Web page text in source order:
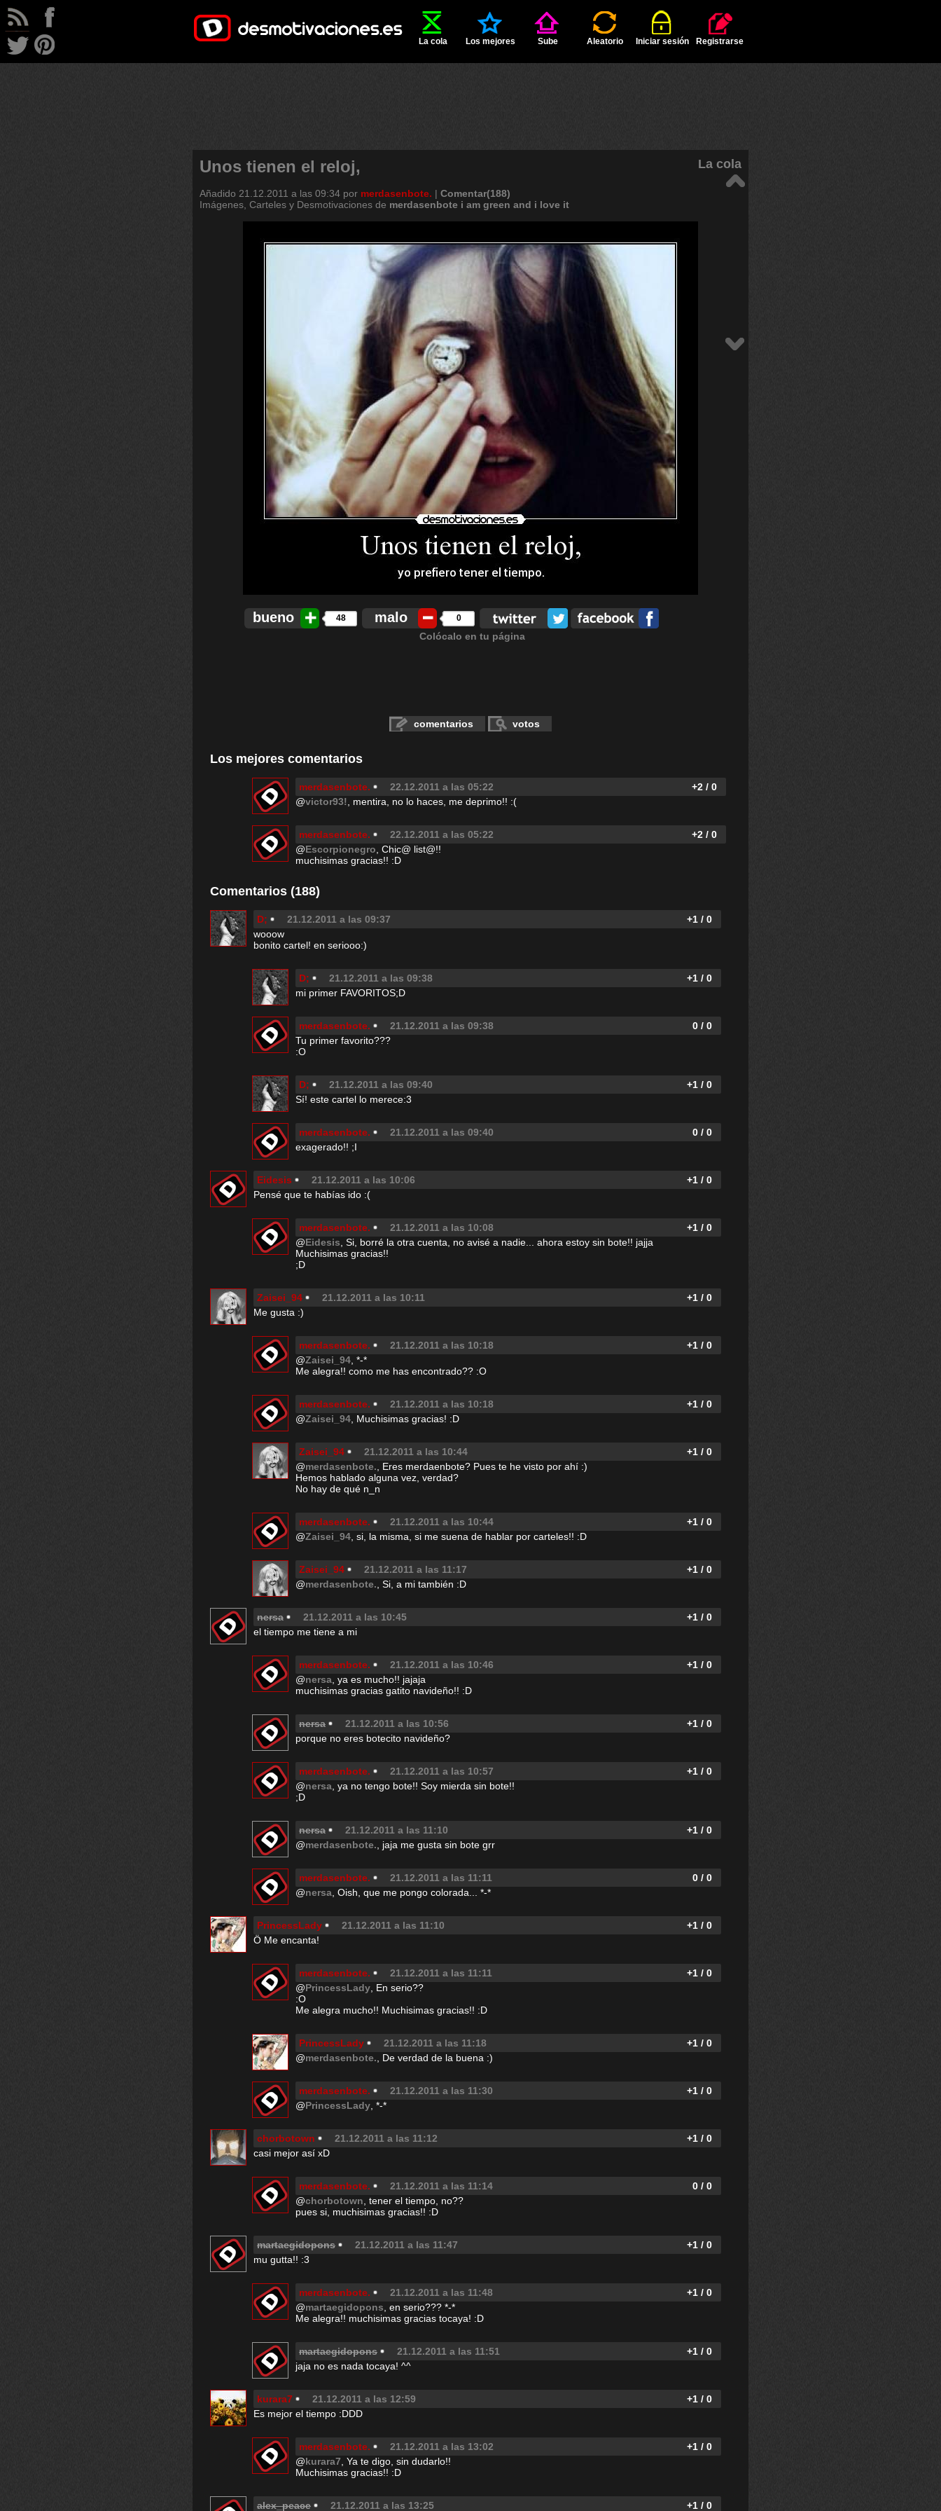
La cola Los mejores Sube Aleatorio Iniciar sesión Registrarse
Unos tienen el reloj, La cola
Añadido 21.12.2011 a las 09:34 por merdasenbote. | Comentar(188)
Imágenes, Carteles y Desmotivaciones de merdasenbote i am green and i love it
bueno 48 malo 0
Colócalo en tu página
comentarios votos
Los mejores comentarios
merdasenbote. 22.12.2011 a las 05:22
+2 / 0
@victor93! , mentira, no lo haces, me deprimo!! :(
merdasenbote. 22.12.2011 a las 05:22
+2 / 0
@Escorpionegro , Chic@ list@!!
muchisimas gracias!! :D
Comentarios (188)
D; 21.12.2011 a las 09:37
+1 / 0
wooow
bonito cartel! en seriooo:)
D; 21.12.2011 a las 09:38
+1 / 0
mi primer FAVORITOS;D
merdasenbote. 21.12.2011 a las 09:38
0 / 0
Tu primer favorito???
:O
D; 21.12.2011 a las 09:40
+1 / 0
Sí! este cartel lo merece:3
merdasenbote. 21.12.2011 a las 09:40
0 / 0
exagerado!! ;I
Eidesis 21.12.2011 a las 10:06
+1 / 0
Pensé que te habías ido :(
merdasenbote. 21.12.2011 a las 10:08
+1 / 0
@Eidesis , Si, borré la otra cuenta, no avisé a nadie... ahora estoy sin bote!! jajja
Muchisimas gracias!!
;D
Zaisei_94 21.12.2011 a las 10:11
+1 / 0
Me gusta :)
merdasenbote. 21.12.2011 a las 10:18
+1 / 0
@Zaisei_94 , *-*
Me alegra!! como me has encontrado?? :O
merdasenbote. 21.12.2011 a las 10:18
+1 / 0
@Zaisei_94 , Muchisimas gracias! :D
Zaisei_94 21.12.2011 a las 10:44
+1 / 0
@merdasenbote. , Eres merdaenbote? Pues te he visto por ahí :)
Hemos hablado alguna vez, verdad?
No hay de qué n_n
merdasenbote. 21.12.2011 a las 10:44
+1 / 0
@Zaisei_94 , si, la misma, si me suena de hablar por carteles!! :D
Zaisei_94 21.12.2011 a las 11:17
+1 / 0
@merdasenbote. , Si, a mi también :D
nersa 21.12.2011 a las 10:45
+1 / 0
el tiempo me tiene a mi
merdasenbote. 21.12.2011 a las 10:46
+1 / 0
@nersa , ya es mucho!! jajaja
muchisimas gracias gatito navideño!! :D
nersa 21.12.2011 a las 10:56
+1 / 0
porque no eres botecito navideño?
merdasenbote. 21.12.2011 a las 10:57
+1 / 0
@nersa , ya no tengo bote!! Soy mierda sin bote!!
;D
nersa 21.12.2011 a las 11:10
+1 / 0
@merdasenbote. , jaja me gusta sin bote grr
merdasenbote. 21.12.2011 a las 11:11
0 / 0
@nersa , Oish, que me pongo colorada... *-*
PrincessLady 21.12.2011 a las 11:10
+1 / 0
Ö Me encanta!
merdasenbote. 21.12.2011 a las 11:11
+1 / 0
@PrincessLady , En serio??
:O
Me alegra mucho!! Muchisimas gracias!! :D
PrincessLady 21.12.2011 a las 11:18
+1 / 0
@merdasenbote. , De verdad de la buena :)
merdasenbote. 21.12.2011 a las 11:30
+1 / 0
@PrincessLady , *-*
chorbotown 21.12.2011 a las 11:12
+1 / 0
casi mejor así xD
merdasenbote. 21.12.2011 a las 11:14
0 / 0
@chorbotown , tener el tiempo, no??
pues si, muchisimas gracias!! :D
martaegidopons 21.12.2011 a las 11:47
+1 / 0
mu gutta!! :3
merdasenbote. 21.12.2011 a las 11:48
+1 / 0
@martaegidopons , en serio??? *-*
Me alegra!! muchisimas gracias tocaya! :D
martaegidopons 21.12.2011 a las 11:51
+1 / 0
jaja no es nada tocaya! ^^
kurara7 21.12.2011 a las 12:59
+1 / 0
Es mejor el tiempo :DDD
merdasenbote. 21.12.2011 a las 13:02
+1 / 0
@kurara7 , Ya te digo, sin dudarlo!!
Muchisimas gracias!! :D
alex_peace 21.12.2011 a las 13:25 +1 / 0